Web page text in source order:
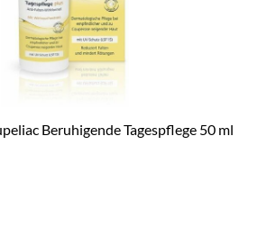
Beruhigende Tagespflege 50 ml